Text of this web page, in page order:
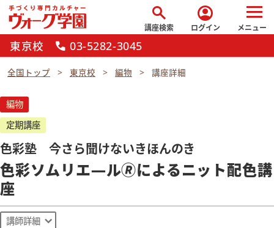
search
講座検索
account_circle
ログイン メニュー
東京校 call 03-5282-3045
全国トップ 東京校 編物 講座詳細
編物
定期講座
色彩塾 今さら聞けないきほんのき
色彩ソムリエ―ル🄬によるニット配色講
座
講師詳細